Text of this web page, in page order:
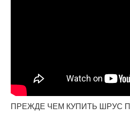
ПРЕЖДЕ ЧЕМ КУПИТЬ ШРУС